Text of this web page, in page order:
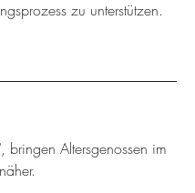
zu unterstützen.
bringen Altersgenossen im